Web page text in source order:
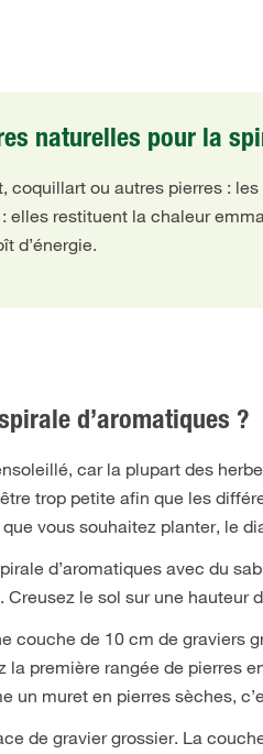
naturelles pour la
coquillart ou autres pierres :
elles restituent la chaleur
d’énergie.
d’aromatiques ?
car la plupart des
trop petite afin que les
vous souhaitez planter, le
d’aromatiques avec du
Creusez le sol sur une hauteur
couche de 10 cm de graviers
la première rangée de pierres
un muret en pierres sèches,
de gravier grossier. La